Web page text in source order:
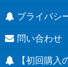
プライバシ
問い合わせ
【初回購